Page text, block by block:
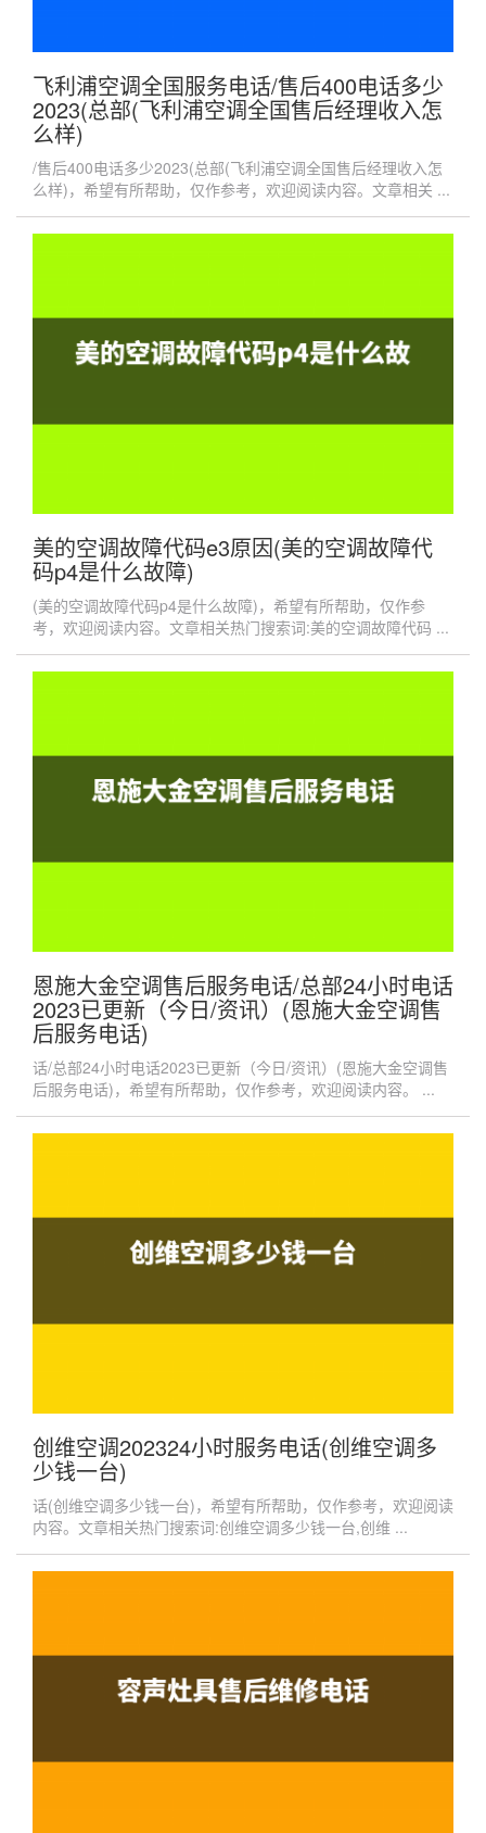
飞利浦空调全国服务电话/售后400电话多少
2023(总部(飞利浦空调全国售后经理收入怎
么样)
/售后400电话多少2023(总部(飞利浦空调全国售后经理收入怎
么样)，希望有所帮助，仅作参考，欢迎阅读内容。文章相关 ...
美的空调故障代码e3原因(美的空调故障代
码p4是什么故障)
(美的空调故障代码p4是什么故障)，希望有所帮助，仅作参
考，欢迎阅读内容。文章相关热门搜索词:美的空调故障代码 ...
恩施大金空调售后服务电话/总部24小时电话
2023已更新（今日/资讯）(恩施大金空调售
后服务电话)
话/总部24小时电话2023已更新（今日/资讯）(恩施大金空调售
后服务电话)，希望有所帮助，仅作参考，欢迎阅读内容。 ...
创维空调202324小时服务电话(创维空调多
少钱一台)
话(创维空调多少钱一台)，希望有所帮助，仅作参考，欢迎阅读
内容。文章相关热门搜索词:创维空调多少钱一台,创维 ...